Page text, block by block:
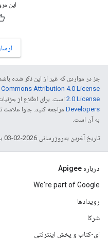
این
جز در مواردی که غیر از این ذکر شده
Commons Attribution 4.0 License
2.0 License است. برای اطلاع از
Developers‏
به آن است.
تاریخ آخرین به‌روزرسانی 2026-02-03 به‌وقت ساعت هماهنگ جهانی.
درباره Apigee
We're part of Google
رویدادها
شرکا
ای-کتاب و پخش اینترنتی